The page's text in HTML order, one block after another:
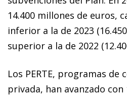
14.400 millones de euros,
inferior a la de 2023
superior a la de 2022
Los PERTE, programas
privada, han avanzado con